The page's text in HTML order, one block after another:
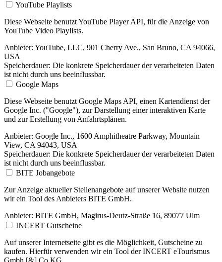
YouTube Playlists
Diese Webseite benutzt YouTube Player API, für die Anzeige von
YouTube Video Playlists.
Anbieter: YouTube, LLC, 901 Cherry Ave., San Bruno, CA 94066,
USA
Speicherdauer: Die konkrete Speicherdauer der verarbeiteten Daten
ist nicht durch uns beeinflussbar.
Google Maps
Diese Webseite benutzt Google Maps API, einen Kartendienst der
Google Inc. ("Google"), zur Darstellung einer interaktiven Karte
und zur Erstellung von Anfahrtsplänen.
Anbieter: Google Inc., 1600 Amphitheatre Parkway, Mountain
View, CA 94043, USA
Speicherdauer: Die konkrete Speicherdauer der verarbeiteten Daten
ist nicht durch uns beeinflussbar.
BITE Jobangebote
Zur Anzeige aktueller Stellenangebote auf unserer Website nutzen
wir ein Tool des Anbieters BITE GmbH.
Anbieter: BITE GmbH, Magirus-Deutz-Straße 16, 89077 Ulm
INCERT Gutscheine
Auf unserer Internetseite gibt es die Möglichkeit, Gutscheine zu
kaufen. Hierfür verwenden wir ein Tool der INCERT eTourismus